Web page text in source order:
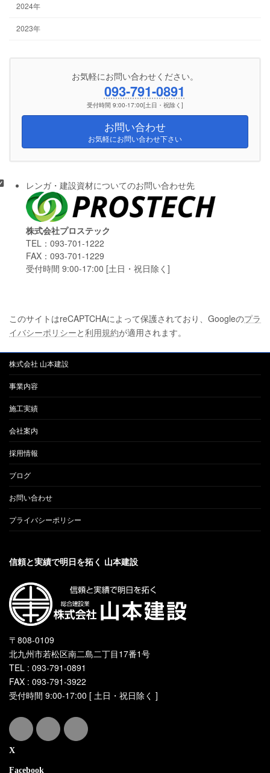
2024年
2023年
お気軽にお問い合わせください。
093-791-0891
受付時間 9:00-17:00[土日・祝除く]
お問い合わせ
お気軽にお問い合わせ下さい
レンガ・建設資材についてのお問い合わせ先
株式会社プロステック
TEL：093-701-1222
FAX：093-701-1229
受付時間 9:00-17:00 [土日・祝日除く]
このサイトはreCAPTCHAによって保護されており、Googleのプラ
イバシーポリシーと利用規約が適用されます。
株式会社 山本建設
事業内容
施工実績
会社案内
採用情報
ブログ
お問い合わせ
プライバシーポリシー
信頼と実績で明日を拓く 山本建設
〒808-0109
北九州市若松区南二島二丁目17番1号
TEL : 093-791-0891
FAX : 093-791-3922
受付時間 9:00-17:00 [ 土日・祝日除く ]
X
Facebook